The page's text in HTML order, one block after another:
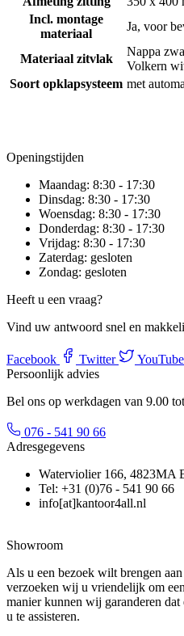
Incl. montage
materiaal
Ja, voor
Materiaal zitvlak
Nappa
Volkern
Soort opklapsysteem met
Openingstijden
Maandag: 8:30 - 17:30
Dinsdag: 8:30 - 17:30
Woensdag: 8:30 - 17:30
Donderdag: 8:30 - 17:30
Vrijdag: 8:30 - 17:30
Zaterdag: gesloten
Zondag: gesloten
Heeft u een vraag?
Vind uw antwoord snel en
Facebook Twitter YouTube
Persoonlijk advies
Bel ons op werkdagen van 9.00
076 - 541 90 66
Adresgegevens
Waterviolier 166, 4823MA
Tel: +31 (0)76 - 541 90 66
info[at]kantoor4all.nl
Showroom
Als u een bezoek wilt brengen
verzoeken wij u vriendelijk om
manier kunnen wij garanderen
u te assisteren.